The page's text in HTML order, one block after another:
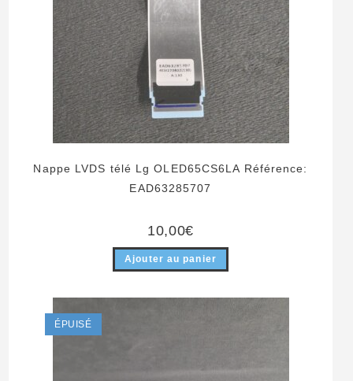
Nappe LVDS télé Lg OLED65CS6LA Référence:
EAD63285707
10,00€
Ajouter au panier
ÉPUISÉ